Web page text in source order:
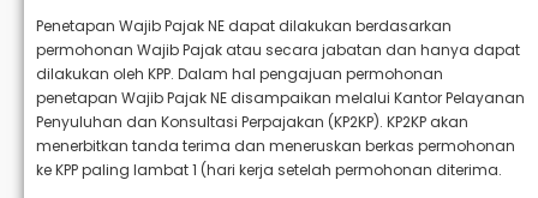
Penetapan Wajib Pajak NE dapat dilakukan berdasarkan
permohonan Wajib Pajak atau secara jabatan dan hanya dapat
dilakukan oleh KPP. Dalam hal pengajuan permohonan
penetapan Wajib Pajak NE disampaikan melalui Kantor Pelayanan
Penyuluhan dan Konsultasi Perpajakan (KP2KP). KP2KP akan
menerbitkan tanda terima dan meneruskan berkas permohonan
ke KPP paling lambat 1 (hari kerja setelah permohonan diterima.